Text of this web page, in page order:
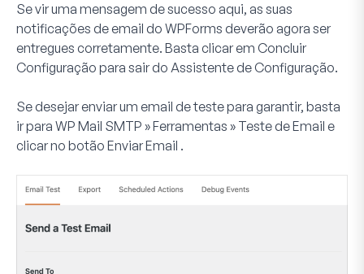
Se vir uma mensagem de sucesso aqui, as suas
notificações de email do WPForms deverão agora ser
entregues corretamente. Basta clicar em Concluir
Configuração para sair do Assistente de Configuração.
Se desejar enviar um email de teste para garantir, basta
ir para WP Mail SMTP » Ferramentas » Teste de Email e
clicar no botão Enviar Email .